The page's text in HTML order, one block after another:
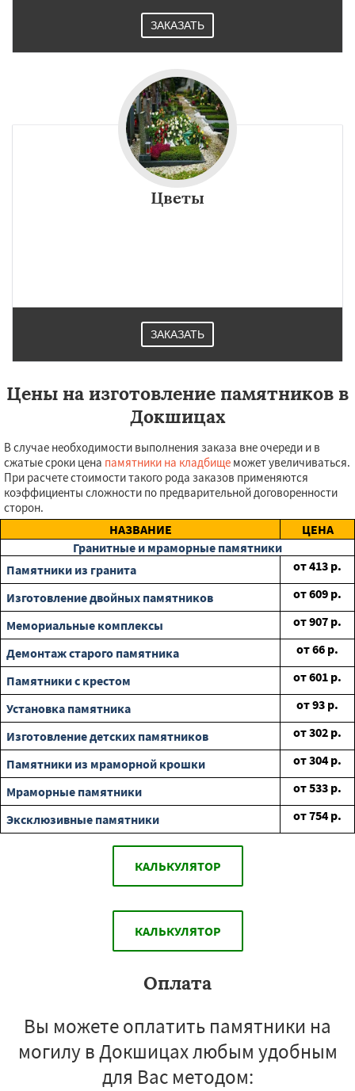
ЗАКАЗАТЬ
Цветы
ЗАКАЗАТЬ
Цены на изготовление памятников в
Докшицах
В случае необходимости выполнения заказа вне очереди и в
сжатые сроки цена памятники на кладбище может увеличиваться.
При расчете стоимости такого рода заказов применяются
коэффициенты сложности по предварительной договоренности
сторон.
НАЗВАНИЕ
ЦЕНА
Гранитные и мраморные памятники
Памятники из гранита
от413 р.
Изготовление двойных памятников
от609 р.
Мемориальные комплексы
от907 р.
Демонтаж старого памятника
от66 р.
Памятники с крестом
от601 р.
Установка памятника
от93 р.
Изготовление детских памятников
от302 р.
Памятники из мраморной крошки
от304 р.
Мраморные памятники
от533 р.
Эксклюзивные памятники
от754 р.
КАЛЬКУЛЯТОР
КАЛЬКУЛЯТОР
Оплата
Вы можете оплатить памятники на
могилу в Докшицах любым удобным
для Вас методом: